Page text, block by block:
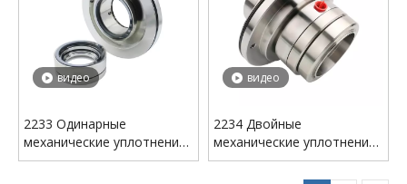
видео
2233 Одинарные
механические уплотнения
для насосов Andritz ACP
видео
2234 Двойные
механические уплотнения
для насосов Andritz ACP